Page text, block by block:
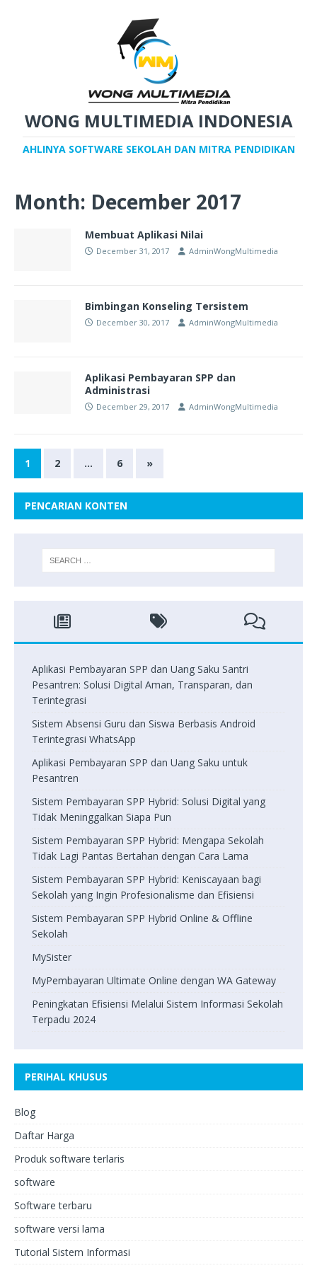
WONG MULTIMEDIA INDONESIA
AHLINYA SOFTWARE SEKOLAH DAN MITRA PENDIDIKAN
Month: December 2017
Membuat Aplikasi Nilai
December 31, 2017 AdminWongMultimedia
Bimbingan Konseling Tersistem
December 30, 2017 AdminWongMultimedia
Aplikasi Pembayaran SPP dan
Administrasi
December 29, 2017 AdminWongMultimedia
1 2 … 6 »
PENCARIAN KONTEN
Aplikasi Pembayaran SPP dan Uang Saku Santri
Pesantren: Solusi Digital Aman, Transparan, dan
Terintegrasi
Sistem Absensi Guru dan Siswa Berbasis Android
Terintegrasi WhatsApp
Aplikasi Pembayaran SPP dan Uang Saku untuk
Pesantren
Sistem Pembayaran SPP Hybrid: Solusi Digital yang
Tidak Meninggalkan Siapa Pun
Sistem Pembayaran SPP Hybrid: Mengapa Sekolah
Tidak Lagi Pantas Bertahan dengan Cara Lama
Sistem Pembayaran SPP Hybrid: Keniscayaan bagi
Sekolah yang Ingin Profesionalisme dan Efisiensi
Sistem Pembayaran SPP Hybrid Online & Offline
Sekolah
MySister
MyPembayaran Ultimate Online dengan WA Gateway
Peningkatan Efisiensi Melalui Sistem Informasi Sekolah
Terpadu 2024
PERIHAL KHUSUS
Blog
Daftar Harga
Produk software terlaris
software
Software terbaru
software versi lama
Tutorial Sistem Informasi